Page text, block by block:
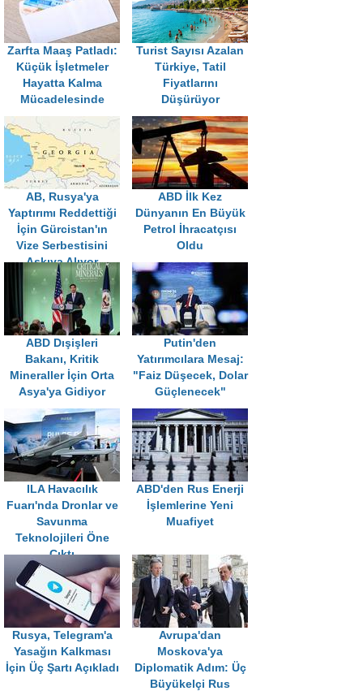
Zarfta Maaş Patladı:
Küçük İşletmeler
Hayatta Kalma
Mücadelesinde
Turist Sayısı Azalan
Türkiye, Tatil
Fiyatlarını
Düşürüyor
AB, Rusya'ya
Yaptırımı Reddettiği
İçin Gürcistan'ın
Vize Serbestisini
Askıya Alıyor
ABD İlk Kez
Dünyanın En Büyük
Petrol İhracatçısı
Oldu
ABD Dışişleri
Bakanı, Kritik
Mineraller İçin Orta
Asya'ya Gidiyor
Putin'den
Yatırımcılara Mesaj:
"Faiz Düşecek, Dolar
Güçlenecek"
ILA Havacılık
Fuarı'nda Dronlar ve
Savunma
Teknolojileri Öne
Çıktı
ABD'den Rus Enerji
İşlemlerine Yeni
Muafiyet
Rusya, Telegram'a
Yasağın Kalkması
İçin Üç Şartı Açıkladı
Avrupa'dan
Moskova'ya
Diplomatik Adım: Üç
Büyükelçi Rus